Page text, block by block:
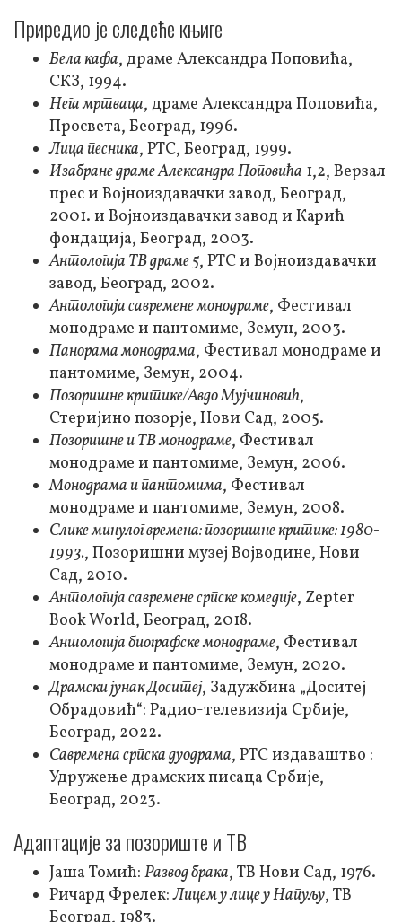
Приредио је следеће књиге
Бела кафа, драме Александра Поповића,
СКЗ, 1994.
Нега мртваца, драме Александра Поповића,
Просвета, Београд, 1996.
Лица песника, РТС, Београд, 1999.
Изабране драме Александра Поповића 1,2, Верзал
прес и Војноиздавачки завод, Београд,
2001. и Војноиздавачки завод и Карић
фондација, Београд, 2003.
Антологија ТВ драме 5, РТС и Војноиздавачки
завод, Београд, 2002.
Антологија савремене монодраме, Фестивал
монодраме и пантомиме, Земун, 2003.
Панорама монодрама, Фестивал монодраме и
пантомиме, Земун, 2004.
Позоришне критике/Авдо Мујчиновић,
Стеријино позорје, Нови Сад, 2005.
Позоришне и ТВ монодраме, Фестивал
монодраме и пантомиме, Земун, 2006.
Монодрама и пантомима, Фестивал
монодраме и пантомиме, Земун, 2008.
Слике минулог времена: позоришне критике: 1980-
1993., Позоришни музеј Војводине, Нови
Сад, 2010.
Антологија савремене српске комедије, Zepter
Book World, Београд, 2018.
Антологија биографске монодраме, Фестивал
монодраме и пантомиме, Земун, 2020.
Драмски јунак Доситеј, Задужбина „Доситеј
Обрадовић“: Радио-телевизија Србије,
Београд, 2022.
Савремена српска дуодрама, РТС издаваштво :
Удружење драмских писаца Србије,
Београд, 2023.
Адаптације за позориште и ТВ
Јаша Томић: Развод брака, ТВ Нови Сад, 1976.
Ричард Фрелек:Лицем у лице у Напуљу, ТВ